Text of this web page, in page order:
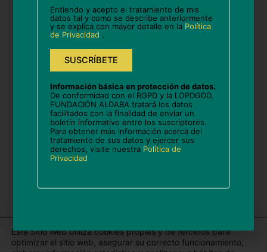
Correo
electrónico*
Guarda mi nombre, correo electrónico y web en
este navegador para la próxima vez que comente.
Este Sitio Web utiliza cookies propias y de terceros para
optimizar el sitio web, asegurar su correcto funcionamiento,
este
campo
vacío.
Entiendo y acepto el tratamiento de mis
datos tal y como se describe anteriormente
y se explica con mayor detalle en la Política
de Privacidad .
Información básica en protección de datos.
De conformidad con el RGPD y la LOPDGDD,
FUNDACIÓN ALDABA tratará los datos
facilitados con la finalidad de enviar un
boletín informativo entre los suscriptores.
Para obtener más información acerca del
tratamiento de sus datos y ejercer sus
derechos, visite nuestra Política de
Privacidad